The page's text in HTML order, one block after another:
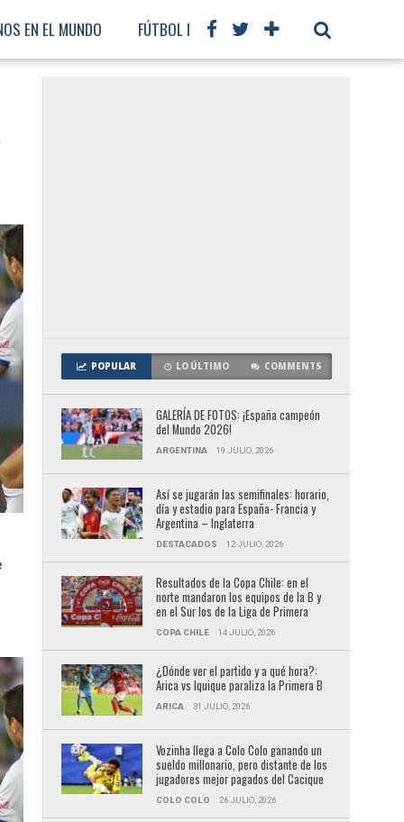
EN EL MUNDO FÚTBOL INTERNACIONAL
POPULAR LO ÚLTIMO COMMENTS
GALERÍA DE FOTOS: ¡España campeón
del Mundo 2026!
ARGENTINA 19 JULIO, 2026
Así se jugarán las semifinales: horario,
día y estadio para España- Francia y
Argentina – Inglaterra
DESTACADOS 12 JULIO, 2026
Resultados de la Copa Chile: en el
norte mandaron los equipos de la B y
en el Sur los de la Liga de Primera
COPA CHILE 14 JULIO, 2026
¿Dónde ver el partido y a qué hora?:
Arica vs Iquique paraliza la Primera B
ARICA 31 JULIO, 2026
Vozinha llega a Colo Colo ganando un
sueldo millonario, pero distante de los
jugadores mejor pagados del Cacique
COLO COLO 26 JULIO, 2026